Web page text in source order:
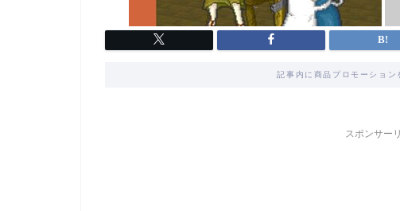
記事内に商品プロモーション
スポンサー